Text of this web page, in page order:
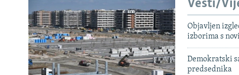
Vesti/
Objavljen
izborima s
Demokratski
predsednika